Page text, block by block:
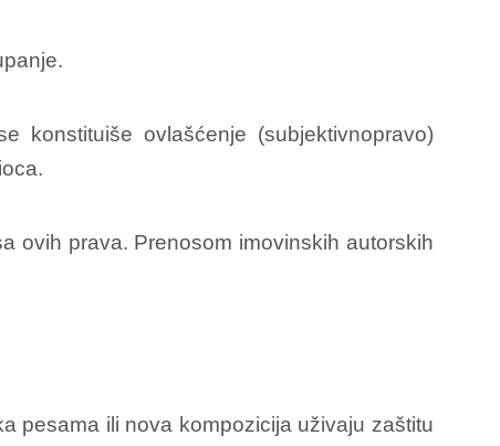
konstituiše ovlašćenje (subjektivnopravo)
ovih prava. Prenosom imovinskih autorskih
pesama ili nova kompozicija uživaju zaštitu